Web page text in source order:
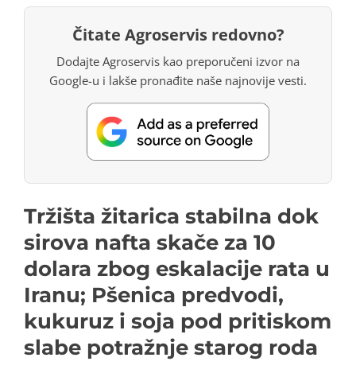
Čitate Agroservis redovno?
Dodajte Agroservis kao preporučeni izvor na
Google-u i lakše pronađite naše najnovije vesti.
Tržišta žitarica stabilna dok
sirova nafta skače za 10
dolara zbog eskalacije rata u
Iranu; Pšenica predvodi,
kukuruz i soja pod pritiskom
slabe potražnje starog roda